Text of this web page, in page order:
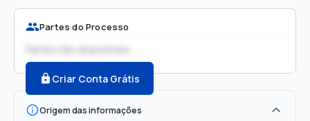
Partes do Processo
Partes não disponíveis
Criar Conta Grátis
Origem das informações